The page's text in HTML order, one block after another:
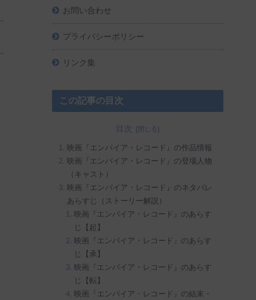
お問い合わせ
プライバシーポリシー
リンク集
この記事の目次
目次
映画『エンパイア・レコード』の作品情報
映画『エンパイア・レコード』の登場人物
（キャスト）
映画『エンパイア・レコード』のネタバレ
あらすじ（ストーリー解説）
映画『エンパイア・レコード』のあらす
じ【起】
映画『エンパイア・レコード』のあらす
じ【承】
映画『エンパイア・レコード』のあらす
じ【転】
映画『エンパイア・レコード』の結末・